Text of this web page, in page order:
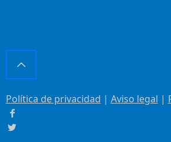
Política de privacidad | Aviso legal |